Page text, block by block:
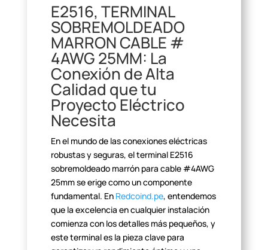
E2516, TERMINAL
SOBREMOLDEADO
MARRON CABLE #
4AWG 25MM: La
Conexión de Alta
Calidad que tu
ProyectoEléctrico
Necesita
En el mundo de las conexiones eléctricas
robustas y seguras, elterminal E2516
sobremoldeado marrón para cable #4AWG
25mm se erige como uncomponente
fundamental. En Redcoind.pe, entendemos
que la excelencia en cualquier instalación
comienza con los detalles más pequeños, y
este terminal es la pieza clave para